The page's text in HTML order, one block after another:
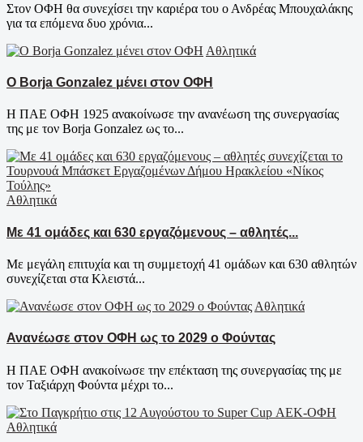
Στον ΟΦΗ θα συνεχίσει την καριέρα του ο Ανδρέας Μπουχαλάκης
για τα επόμενα δυο χρόνια...
Αθλητικά
Ο Borja Gonzalez μένει στον ΟΦΗ
Η ΠΑΕ ΟΦΗ 1925 ανακοίνωσε την ανανέωση της συνεργασίας
της με τον Borja Gonzalez ως το...
Αθλητικά
Με 41 ομάδες και 630 εργαζόμενους – αθλητές...
Με μεγάλη επιτυχία και τη συμμετοχή 41 ομάδων και 630 αθλητών
συνεχίζεται στα Κλειστά...
Αθλητικά
Ανανέωσε στον ΟΦΗ ως το 2029 ο Φούντας
Η ΠΑΕ ΟΦΗ ανακοίνωσε την επέκταση της συνεργασίας της με
τον Ταξιάρχη Φούντα μέχρι το...
Αθλητικά